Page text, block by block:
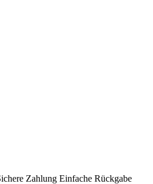
Zahlung Einfache Rückgabe